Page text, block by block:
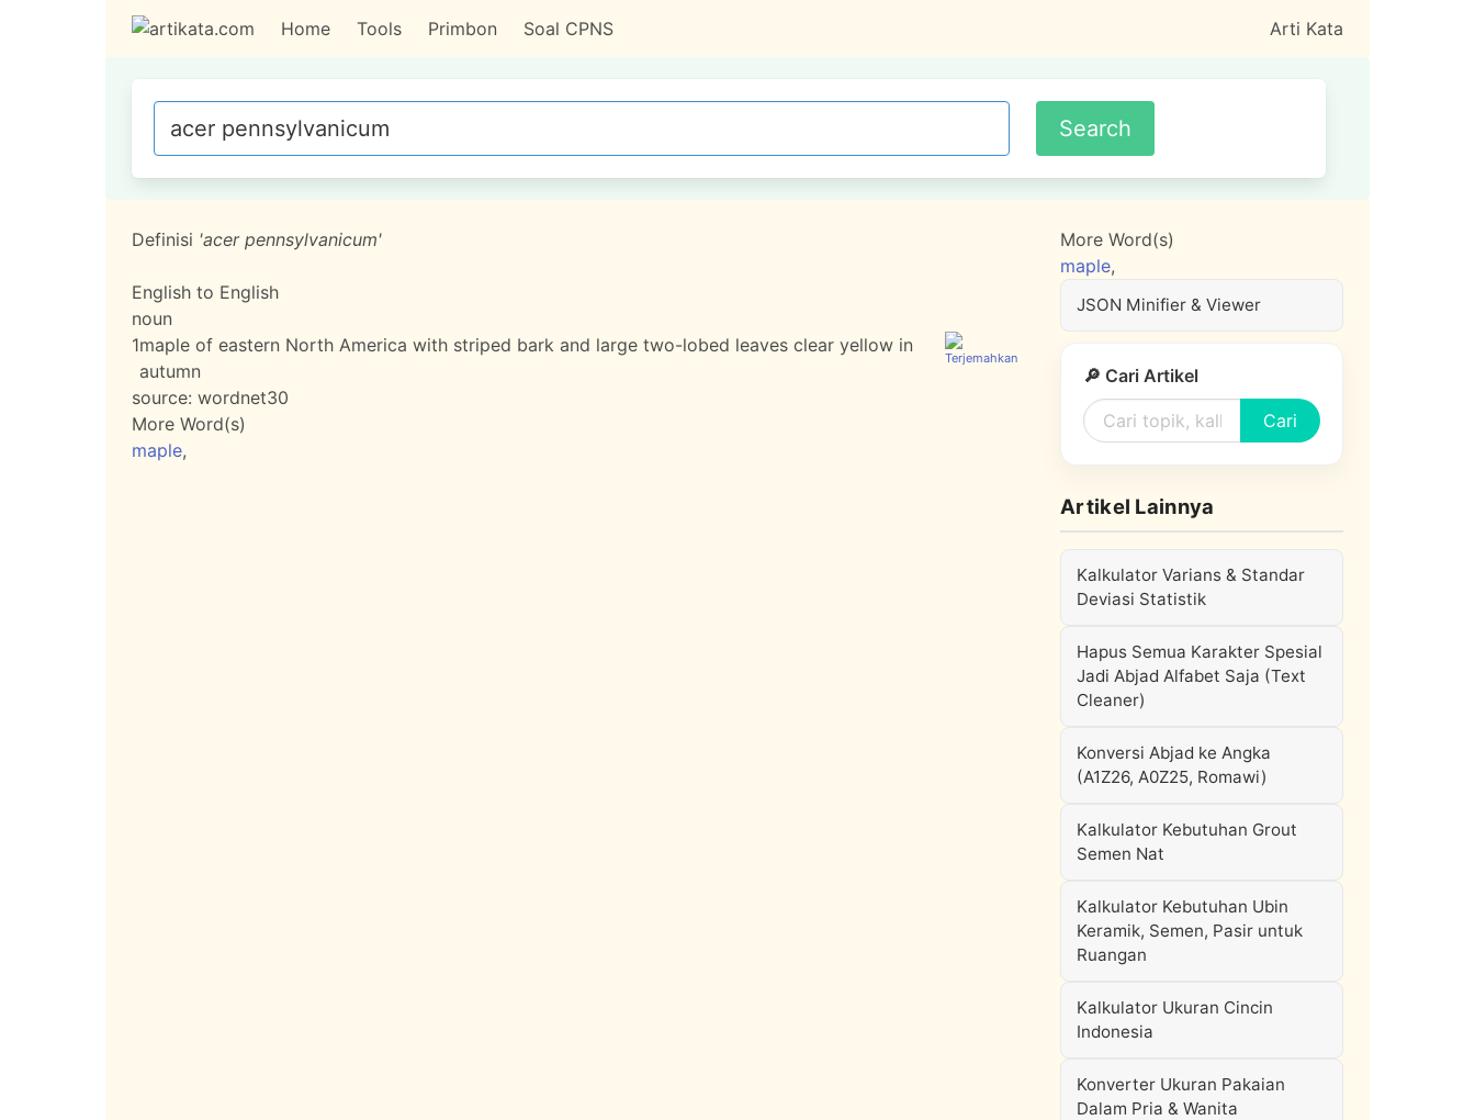
Home Tools Primbon Soal CPNS Arti Kata
Definisi 'acer pennsylvanicum'
English to English
noun
1maple of eastern North America with striped bark and large two-lobed leaves clear yellow in
autumn
source: wordnet30
More Word(s)
maple,
More Word(s)
maple,
JSON Minifier & Viewer
🔎 Cari Artikel
Cari
Artikel Lainnya
Kalkulator Varians & Standar
Deviasi Statistik
Hapus Semua Karakter Spesial
Jadi Abjad Alfabet Saja (Text
Cleaner)
Konversi Abjad ke Angka
(A1Z26, A0Z25, Romawi)
Kalkulator Kebutuhan Grout
Semen Nat
Kalkulator Kebutuhan Ubin
Keramik, Semen, Pasir untuk
Ruangan
Kalkulator Ukuran Cincin
Indonesia
Konverter Ukuran Pakaian
Dalam Pria & Wanita